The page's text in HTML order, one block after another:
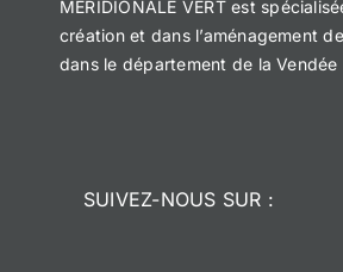
MÉRIDIONALE VERT est
création et dans l’aménagement
dans le département de la Vendée
SUIVEZ-NOUS SUR :